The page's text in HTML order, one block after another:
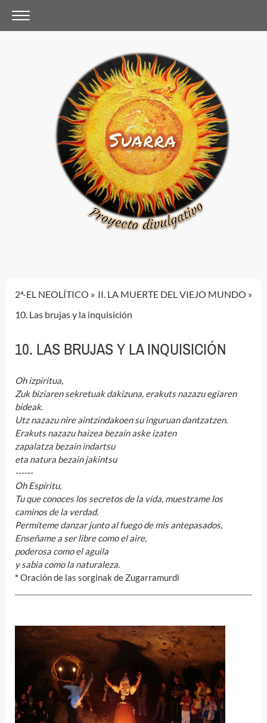
2ª-EL NEOLÍTICO
II. LA MUERTE DEL VIEJO MUNDO
10. Las brujas y la inquisición
10. LAS BRUJAS Y LA INQUISICIÓN
Oh izpiritua,
Zuk biziaren sekretuak dakizuna, erakuts nazazu egiaren
bideak.
Utz nazazu nire aintzindakoen su inguruan dantzatzen.
Erakuts nazazu haizea bezain aske izaten
zapalatza bezain indartsu
eta natura bezain jakintsu
------
Oh Espíritu,
Tu que conoces los secretos de la vida, muestrame los
caminos de la verdad.
Permíteme danzar junto al fuego de mis antepasados,
Enseñame a ser libre como el aire,
poderosa como el aguila
y sabia como la naturaleza.
*Oración de las sorginak de Zugarramurdi